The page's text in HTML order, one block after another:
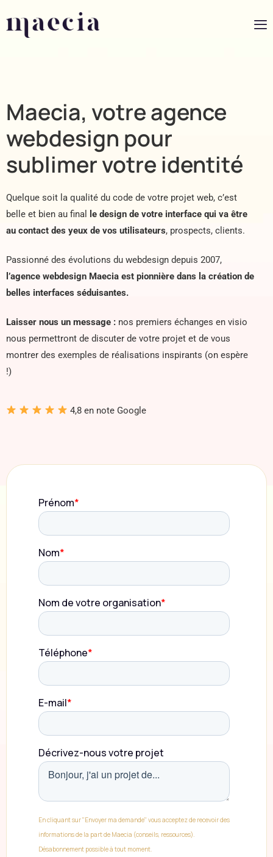
Maecia, votre agence
webdesign pour
sublimer votre identité
Quelque soit la qualité du code de votre projet web, c’est
belle et bien au final
le design de votre interface qui va être
au contact des yeux de vos utilisateurs, prospects, clients.
Passionné des évolutions du webdesign depuis 2007,
l’agence webdesign Maecia est pionnière dans la création de
belles interfaces séduisantes.
Laisser nous un message : nos premiers échanges en visio
nous permettront de discuter de votre projet et de vous
montrer des exemples de réalisations inspirants (on espère
!)
4,8 en note Google